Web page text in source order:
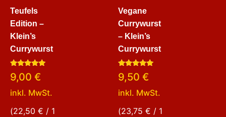
Teufels
Edition –
Klein’s
Currywurst
Bewertet
mit
von 5
9,00 €
inkl. MwSt.
(22,50 € / 1
Vegane
Currywurst
– Klein’s
Currywurst
Bewertet
mit
von 5
9,50 €
inkl. MwSt.
(23,75 € / 1